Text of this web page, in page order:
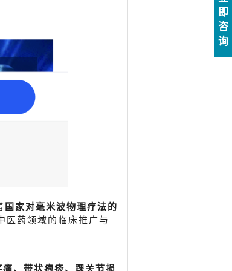
国家对毫米波物理疗法的
医药领域的临床推广与
痛、带状疱疹、踝关节损
即
咨
询